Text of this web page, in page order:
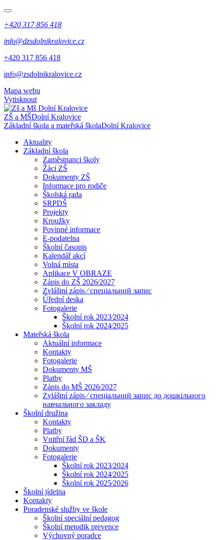
+420 317 856 418
info@dzsdolnikralovice.cz
+420 317 856 418
info@zsdolnikralovice.cz
Mapa webu
Vytisknout
ZŠ a MŠDolní Kralovice
Základní škola a mateřská školaDolní Kralovice
Aktuality
Základní škola
Zaměstnanci školy
Žáci ZŠ
Dokumenty ZŠ
Informace pro rodiče
Školská rada
SRPDŠ
Projekty
Kroužky
Povinné informace
E-podatelna
Školní časopis
Kalendář akcí
Volná místa
Aplikace V OBRAZE
Zápis do ZŠ 2026⁄2027
Zvláštní zápis ⁄ спеціальний запис
Úřední deska
Fotogalerie
Školní rok 2023⁄2024
Školní rok 2024⁄2025
Mateřská škola
Aktuální informace
Kontakty
Fotogalerie
Dokumenty MŠ
Platby
Zápis do MŠ 2026⁄2027
Zvláštní zápis ⁄ спеціальний запис до дошкільного
навчального закладу
Školní družina
Kontakty
Platby
Vnitřní řád ŠD a ŠK
Dokumenty
Fotogalerie
Školní rok 2023⁄2024
Školní rok 2024⁄2025
Školní rok 2025⁄2026
Školní jídelna
Kontakty
Poradenské služby ve škole
Školní speciální pedagog
Školní metodik prevence
Výchovný poradce